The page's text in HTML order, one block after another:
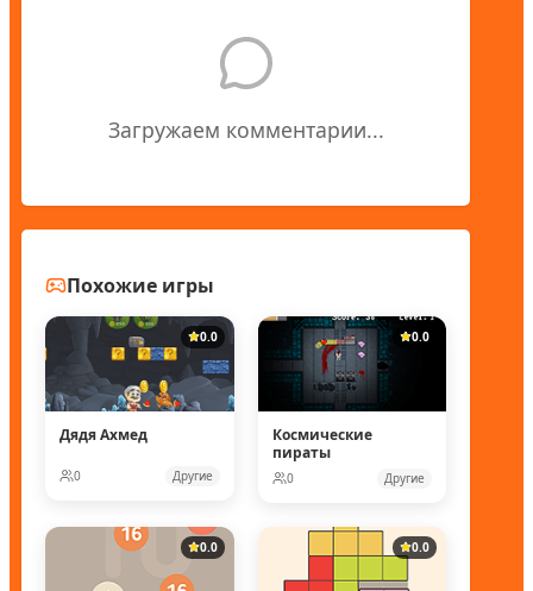
Загружаем комментарии...
Похожие игры
0.0
Дядя Ахмед
0 Другие
0.0
Космические
пираты
0 Другие
0.0 0.0